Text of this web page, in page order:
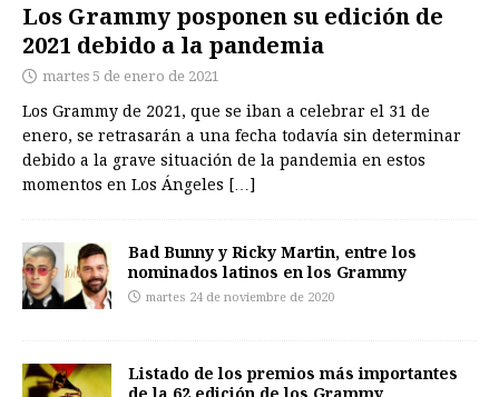
Los Grammy posponen su edición de
2021 debido a la pandemia
martes 5 de enero de 2021
Los Grammy de 2021, que se iban a celebrar el 31 de
enero, se retrasarán a una fecha todavía sin determinar
debido a la grave situación de la pandemia en estos
momentos en Los Ángeles […]
Bad Bunny y Ricky Martin, entre los
nominados latinos en los Grammy
martes 24 de noviembre de 2020
Listado de los premios más importantes